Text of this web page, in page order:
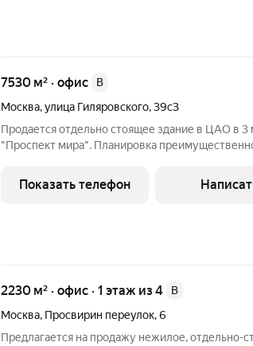
7530 м² · офис
B
Москва,улица Гиляровского,39с3
Продается отдельно стоящее здание в ЦАО в 3
"Проспект мира". Планировка
Качественный ремонт, большие окна. В здании
капитальный ремонт в
Показать телефон
2230 м² · офис · 1 этаж из 4
B
Москва, Просвирин переулок,6
Предлагается на продажу нежилое, отдельно-